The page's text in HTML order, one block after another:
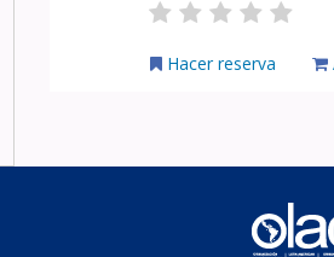
Hacer reserva